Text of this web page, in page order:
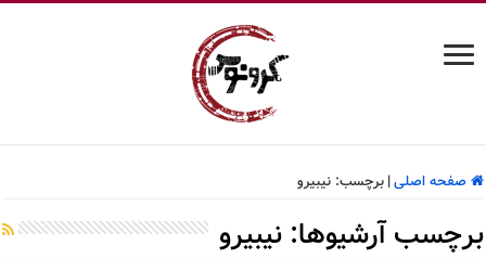
صفحه اصلی| برچسب:نیبیرو
برچسب آرشیوها:نیبیرو